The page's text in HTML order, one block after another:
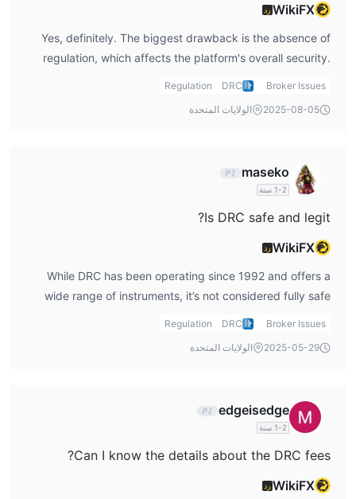
WikiFXرد
Yes, definitely. The biggest drawback is the absence of
regulation, which affects the platform's overall security.
Also, it doesn’t offer MT4 or MT5, limiting compatibility
Broker Issues
DRC
Regulation
2025-08-05
الولايات المتحدة
maseko
1-2 سنة
Is DRC safe and legit?
WikiFXرد
While DRC has been operating since 1992 and offers a
wide range of instruments, it’s not considered fully safe
due to its unregulated status. As someone exploring
evaluating legit brokers.
Broker Issues
DRC
Regulation
2025-05-29
الولايات المتحدة
edgeisedge
1-2 سنة
Can I know the details about the DRC fees?
WikiFXرد